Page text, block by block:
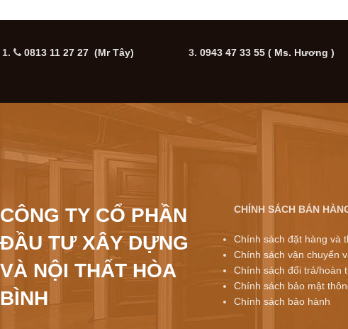
1. 0813 11 27 27 (Mr Tây) 3. 0943 47 33 55( Ms. Hương )
CÔNG TY CỔ PHẦN
ĐẦU TƯ XÂY DỰNG
VÀ NỘI THẤT HÒA
BÌNH
CHÍNH SÁCH BÁN
Chính sách đặt hàng và
Chính sách vận chuyển
Chính sách đổi trả/hoàn
Chính sách bảo mật
Chính sách bảo hành